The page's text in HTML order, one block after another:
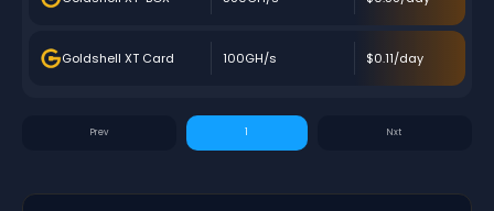
Goldshell XT Card 100GH/s $0.11/day
1